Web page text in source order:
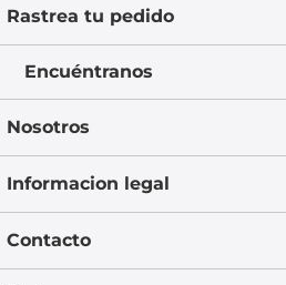
Rastrea tu pedido
Encuéntranos
Nosotros
Informacion legal
Contacto